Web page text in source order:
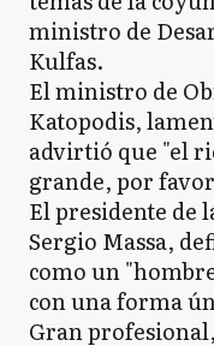
ministro de
Kulfas.
El ministro de
Katopodis,
advirtió que "el
grande, por
El presidente de
Sergio Massa,
como un
con una forma
Gran